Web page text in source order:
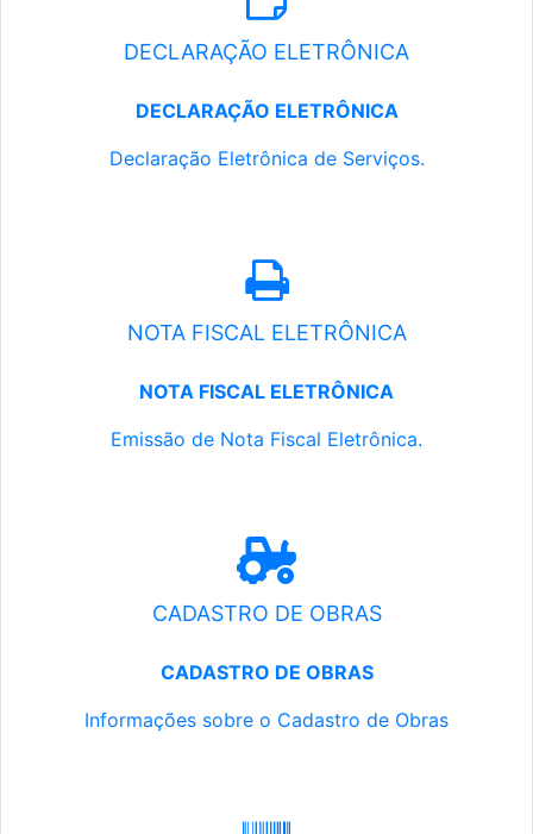
DECLARAÇÃO ELETRÔNICA
DECLARAÇÃO ELETRÔNICA
Declaração Eletrônica de Serviços.
NOTA FISCAL ELETRÔNICA
NOTA FISCAL ELETRÔNICA
Emissão de Nota Fiscal Eletrônica.
CADASTRO DE OBRAS
CADASTRO DE OBRAS
Informações sobre o Cadastro de Obras